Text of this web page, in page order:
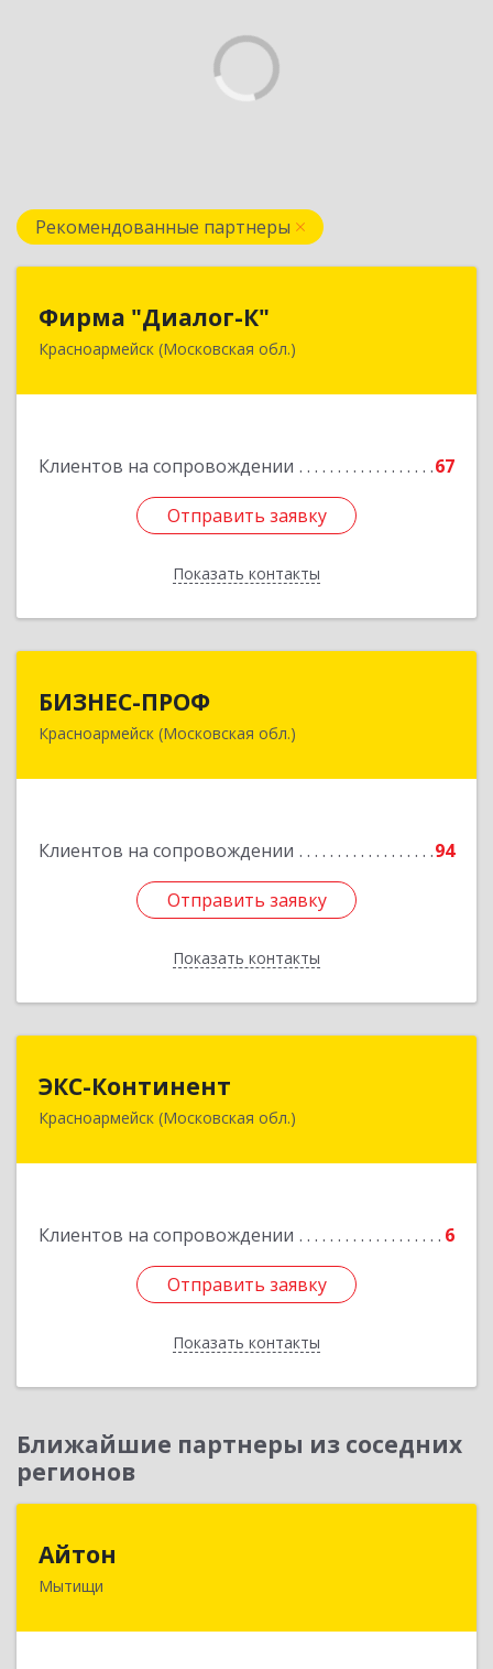
Рекомендованные партнеры
Фирма "Диалог-К"
Красноармейск (Московская обл.)
Клиентов на сопровождении 67
Отправить заявку
Показать контакты
141292, Московская обл, Красноармейск г,
Отправить заявку
Назад
БИЗНЕС-ПРОФ
Красноармейск (Московская обл.)
Клиентов на сопровождении 94
Отправить заявку
Показать контакты
141290, Московская обл, Красноармейск г,
Отправить заявку
Назад
ЭКС-Континент
Красноармейск (Московская обл.)
Клиентов на сопровождении 6
Отправить заявку
Показать контакты
141292, Московская область, Красноармейск,
Отправить заявку
Назад
Ближайшие партнеры из соседних
регионов
Айтон
Мытищи